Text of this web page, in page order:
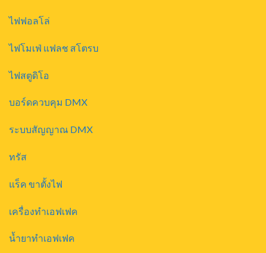
ไฟฟอลโล่
ไฟโมเฟ่ แฟลช สโตรบ
ไฟสตูดิโอ
บอร์ดควบคุม DMX
ระบบสัญญาณ DMX
ทรัส
แร็ค ขาตั้งไฟ
เครื่องทำเอฟเฟค
น้ำยาทำเอฟเฟค